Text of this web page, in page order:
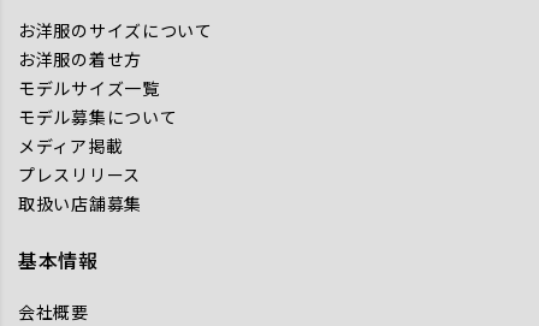
お洋服のサイズについて
お洋服の着せ方
モデルサイズ一覧
モデル募集について
メディア掲載
プレスリリース
取扱い店舗募集
基本情報
会社概要